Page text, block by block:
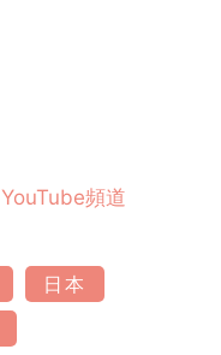
頻道
日本